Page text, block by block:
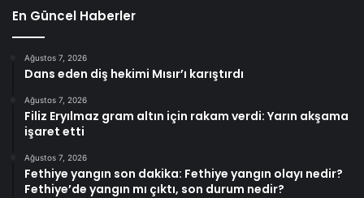
En Güncel Haberler
Ağustos 7, 2026
Dans eden diş hekimi Mısır’ı karıştırdı
Ağustos 7, 2026
Filiz Eryılmaz gram altın için rakam verdi: Yarın akşama
işaret etti
Ağustos 7, 2026
Fethiye yangın son dakika: Fethiye yangın olayı nedir?
Fethiye’de yangın mı çıktı, son durum nedir?